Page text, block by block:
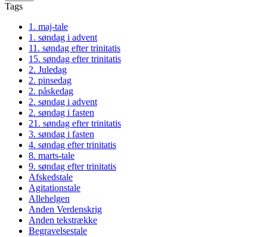
Tags
1. maj-tale
1. søndag i advent
11. søndag efter trinitatis
15. søndag efter trinitatis
2. Juledag
2. pinsedag
2. påskedag
2. søndag i advent
2. søndag i fasten
21. søndag efter trinitatis
3. søndag i fasten
4. søndag efter trinitatis
8. marts-tale
9. søndag efter trinitatis
Afskedstale
Agitationstale
Allehelgen
Anden Verdenskrig
Anden tekstrække
Begravelsestale